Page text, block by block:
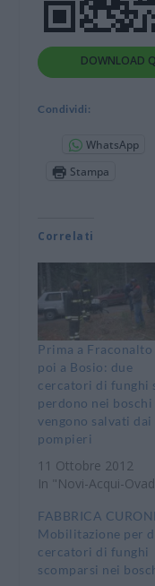
DOWNLOAD
Condividi:
WhatsApp
Stampa
Correlati
Prima a Fraconalto
poi a Bosio: due
cercatori di funghi
perdono nei boschi
vengono salvati dai
pompieri
11 Ottobre 2012
In "Novi-Acqui-
FABBRICA
Mobilitazione per
cercatori di funghi
scomparsi nei